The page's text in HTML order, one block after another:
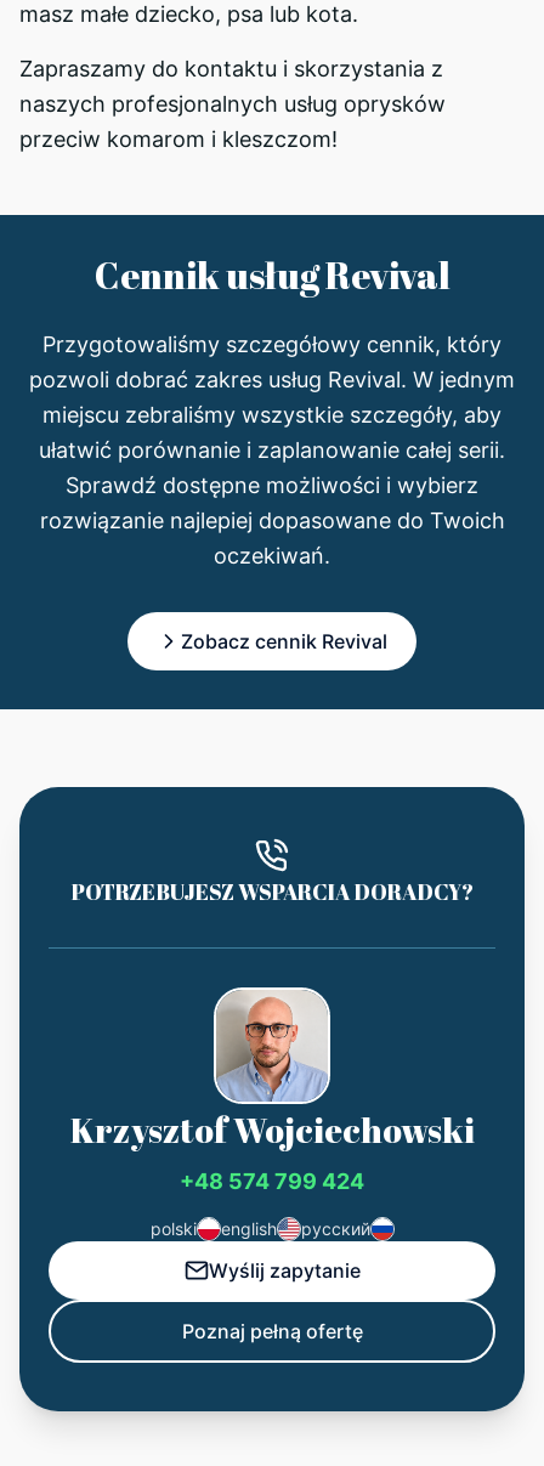
masz małe dziecko, psa lub kota.
Zapraszamy do kontaktu i skorzystania z
naszych profesjonalnych usług oprysków
przeciw komarom i kleszczom!
Cennik usług Revival
Przygotowaliśmy szczegółowy cennik, który
pozwoli dobrać zakres usług Revival. W jednym
miejscu zebraliśmy wszystkie szczegóły, aby
ułatwić porównanie i zaplanowanie całej serii.
Sprawdź dostępne możliwości i wybierz
rozwiązanie najlepiej dopasowane do Twoich
oczekiwań.
Zobacz cennik Revival
POTRZEBUJESZ WSPARCIA DORADCY?
Krzysztof Wojciechowski
+48 574 799 424
polski english русский
Wyślij zapytanie
Poznaj pełną ofertę